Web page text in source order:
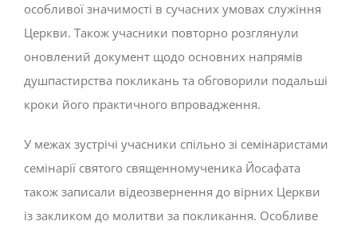
особливої значимості в сучасних умовах служіння
Церкви. Також учасники повторно розглянули
оновлений документ щодо основних напрямів
душпастирства покликань та обговорили подальші
кроки його практичного впровадження.
У межах зустрічі учасники спільно зі семінаристами
семінарії святого священномученика Йосафата
також записали відеозвернення до вірних Церкви
із закликом до молитви за покликання. Особливе